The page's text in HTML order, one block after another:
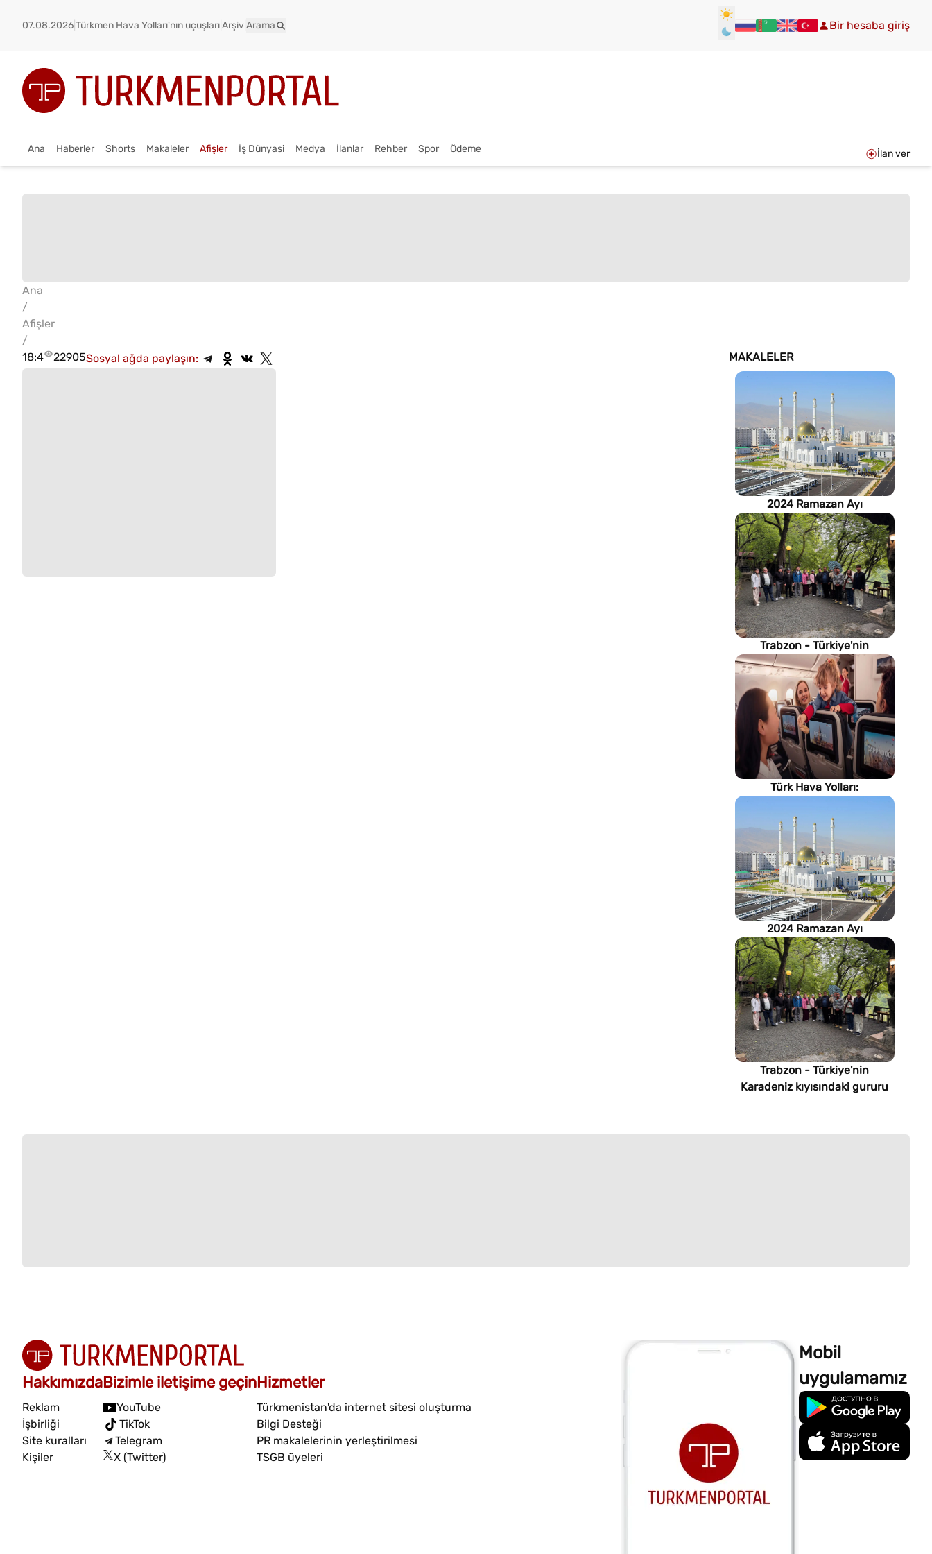
07.08.2026Türkmen Hava Yolları'nın uçuşlarıArşiv Arama Bir hesaba giriş
Ana Haberler Shorts Makaleler Afişler İş Dünyasi Medya İlanlar Rehber Spor Ödeme İlan ver
Ana
/
Afişler
/
18:4
22905Sosyal ağda paylaşın: MAKALELER
2024 Ramazan Ayı
imsakiyesi (Türkmenistan)
Trabzon - Türkiye'nin
Karadeniz kıyısındaki gururu
Türk Hava Yolları:
2024 Ramazan Ayı
imsakiyesi (Türkmenistan)
Trabzon - Türkiye'nin
Karadeniz kıyısındaki gururu
Hakkımızda
Reklam
İşbirliği
Site kuralları
Kişiler
Bizimle iletişime geçin
YouTube
TikTok
Telegram
X (Twitter)
Hizmetler
Türkmenistan'da internet sitesi oluşturma
Bilgi Desteği
PR makalelerinin yerleştirilmesi
TSGB üyeleri
Mobil
uygulamamız